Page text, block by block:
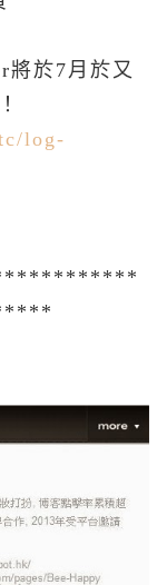
將於7 月於又
log-